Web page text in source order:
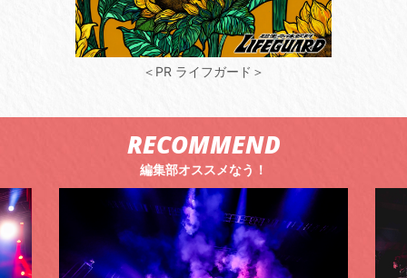
＜PR ライフガード＞
RECOMMEND
編集部オススメなう！